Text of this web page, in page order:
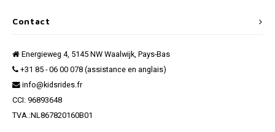
Contact
Energieweg 4, 5145 NW Waalwijk, Pays-Bas
+31 85 - 06 00 078 (assistance en anglais)
info@kidsrides.fr
CCI: 96893648
TVA.:NL867820160B01